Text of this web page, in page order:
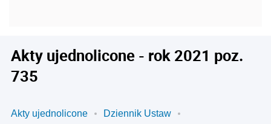
Akty ujednolicone - rok 2021 poz.
735
Akty ujednolicone
Dziennik Ustaw